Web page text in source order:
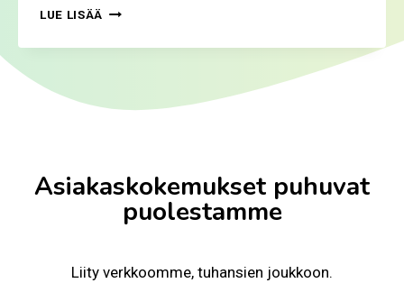
LUE LISÄÄ
O
C
N
S
E
Asiakaskokemukset puhuvat
puolestamme
Liity verkkoomme, tuhansien joukkoon.